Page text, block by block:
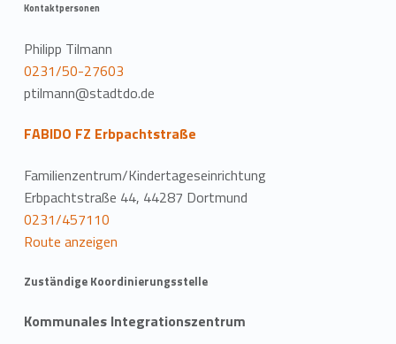
Kontaktpersonen
Philipp Tilmann
0231/50-27603
ptilmann@stadtdo.de
FABIDO FZ Erbpachtstraße
Familienzentrum/Kindertageseinrichtung
Erbpachtstraße 44, 44287 Dortmund
0231/457110
Route anzeigen
Zuständige Koordinierungsstelle
Kommunales Integrationszentrum